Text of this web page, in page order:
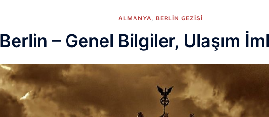
ALMANYA BERLIN GEZISI
Berlin – Genel Bilgiler, Ulaşım